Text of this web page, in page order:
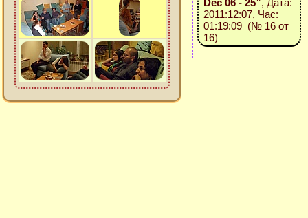
Dec 06 - 25”, Дата:
2011:12:07, Час:
01:19:09 (№ 16 от
16)